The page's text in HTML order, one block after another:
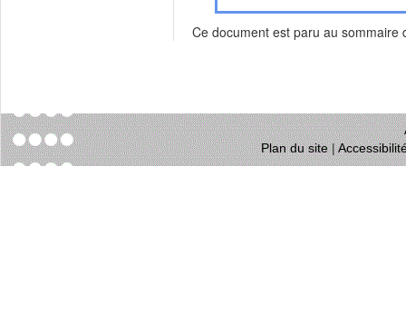
Ce document est paru au sommaire
Plan du site|